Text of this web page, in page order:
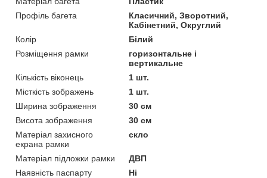
Профіль багета
Класичний, Зворотний,
Кабінетний, Округлий
Колір
Білий
Розміщення рамки
горизонтальне і
вертикальне
Кількість віконець
1 шт.
Місткість зображень
1 шт.
Ширина зображення
30 см
Висота зображення
30 см
Матеріал захисного
екрана рамки
скло
Матеріал підложки рамки
ДВП
Наявність паспарту
Ні